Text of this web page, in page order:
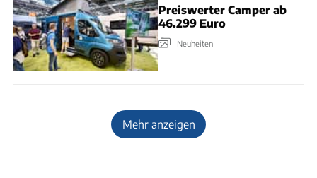
Preiswerter Camper ab
46.299 Euro
Neuheiten
Mehr anzeigen